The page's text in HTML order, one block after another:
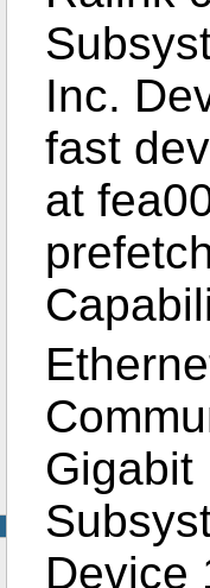
Inc.
fast
at
Gigabit
Device